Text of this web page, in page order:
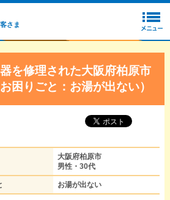
さま
を修理された大阪府柏原市
困りごと：お湯が出ない）
大阪府柏原市
男性・30代
お湯が出ない